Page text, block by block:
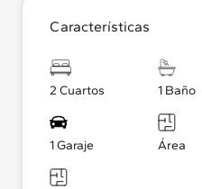
Características
2 Cuartos 1 Baño
1 Garaje Área